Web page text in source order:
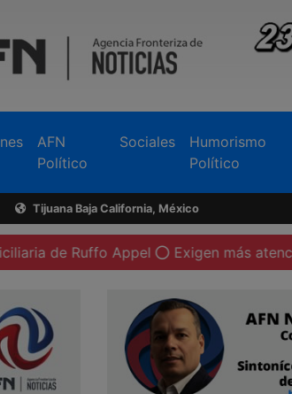
AFN
Político
Sociales
Humorismo
Político
Tijuana Baja California, México
Appel Exigen más atención a